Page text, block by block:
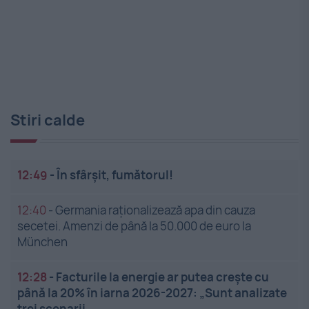
Stiri calde
12:49 -În sfârșit, fumătorul!
12:40 -Germania raționalizează apa din cauza
secetei. Amenzi de până la 50.000 de euro la
München
12:28 - Facturile la energie ar putea crește cu
până la 20% în iarna 2026-2027: „Sunt analizate